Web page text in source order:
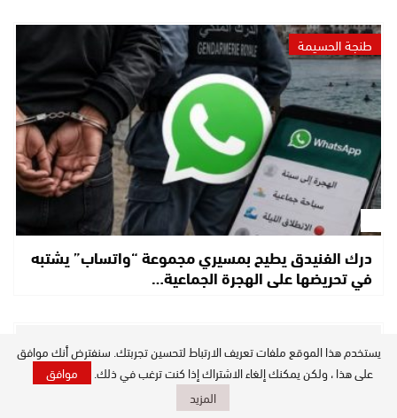
طنجة الحسيمة
درك الفنيدق يطيح بمسيري مجموعة “واتساب” يشتبه
في تحريضها على الهجرة الجماعية…
عالم الجريمة
يستخدم هذا الموقع ملفات تعريف الارتباط لتحسين تجربتك. سنفترض أنك موافق
على هذا ، ولكن يمكنك إلغاء الاشتراك إذا كنت ترغب في ذلك.
موافق
المزيد